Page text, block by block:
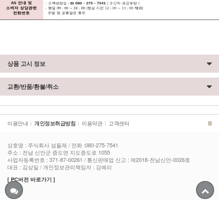
상품 고시 정보
교환/반품/환불/취소
이용안내 | 개인정보취급방침 | 이용약관 | 고객센터
상호명 : 주식회사 섬들채 / 전화 :080-275-7541
주소 : 전남 신안군 증도면 지도증도로 1055
사업자등록번호 : 371-87-00261 / 통신판매업 신고 : 제2018-전남신안-0026호
대표 : 김상일 / 개인정보관리책임자 : 강예리
[ PC버전 바로가기 ]